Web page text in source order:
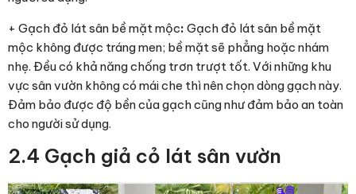
+ Gạch đỏ lát sân bề mặt mộc: Gạch đỏ lát sân bề mặt
mộc không được tráng men; bề mặt sẽ phẳng hoặc nhám
nhẹ. Đều có khả năng chống trơn trượt tốt. Với những khu
vực sân vườn không có mái che thì nên chọn dòng gạch này.
Đảm bảo được độ bền của gạch cũng như đảm bảo an toàn
cho người sử dụng.
2.4 Gạch giả cỏ lát sân vườn